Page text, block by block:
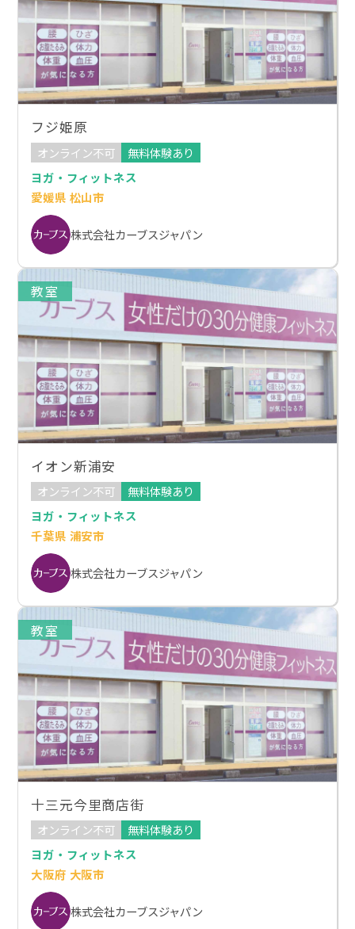
フジ姫原
オンライン不可
無料体験あり
ヨガ・フィットネス
愛媛県 松山市
株式会社カーブスジャパン
教室
イオン新浦安
オンライン不可
無料体験あり
ヨガ・フィットネス
千葉県 浦安市
株式会社カーブスジャパン
教室
十三元今里商店街
オンライン不可
無料体験あり
ヨガ・フィットネス
大阪府 大阪市
株式会社カーブスジャパン